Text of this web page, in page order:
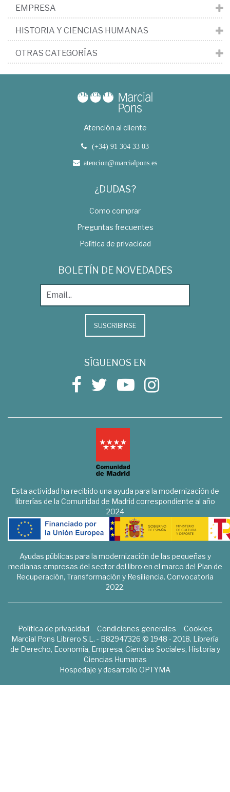
EMPRESA
HISTORIA Y CIENCIAS HUMANAS
OTRAS CATEGORÍAS
Atención al cliente
(+34) 91 304 33 03
atencion@marcialpons.es
¿DUDAS?
Como comprar
Preguntas frecuentes
Política de privacidad
BOLETÍN DE NOVEDADES
SUSCRIBIRSE
SÍGUENOS EN
Esta actividad ha recibido una ayuda para la modernización de
librerías de la Comunidad de Madrid correspondiente al año
2024
Ayudas públicas para la modernización de las pequeñas y
medianas empresas del sector del libro en el marco del Plan de
Recuperación, Transformación y Resiliencia. Convocatoria
2022.
Política de privacidad Condiciones generales
Cookies
Marcial Pons Librero S.L. - B82947326 © 1948 - 2018. Librería
de Derecho, Economía, Empresa, Ciencias Sociales, Historia y
Ciencias Humanas
Hospedaje y desarrollo OPTYMA